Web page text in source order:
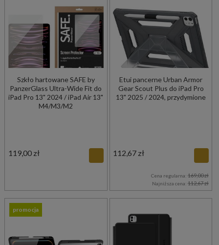
Szkło hartowane SAFE by
PanzerGlass Ultra-Wide Fit do
iPad Pro 13" 2024 / iPad Air 13"
M4/M3/M2
119,00 zł
Etui pancerne Urban Armor
Gear Scout Plus do iPad Pro
13" 2025 / 2024, przydymione
112,67 zł
Cena regularna: 169,00 zł
Najniższa cena: 112,67 zł
promocja